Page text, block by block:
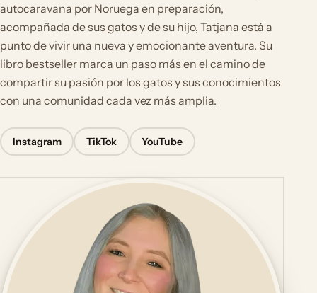
autocaravana por Noruega en preparación,
acompañada de sus gatos y de su hijo, Tatjana está a
punto de vivir una nueva y emocionante aventura. Su
libro bestseller marca un paso más en el camino de
compartir su pasión por los gatos y sus conocimientos
con una comunidad cada vez más amplia.
Instagram TikTok YouTube